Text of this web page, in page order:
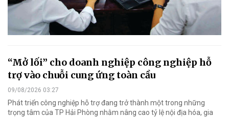
“Mở lối” cho doanh nghiệp công nghiệp hỗ
trợ vào chuỗi cung ứng toàn cầu
09/08/2026 03:27
Phát triển công nghiệp hỗ trợ đang trở thành một trong những
trọng tâm của TP Hải Phòng nhằm nâng cao tỷ lệ nội địa hóa, gia